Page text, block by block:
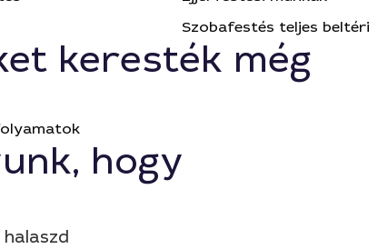
Szobafestés teljes beltéri
keresték még
hogy